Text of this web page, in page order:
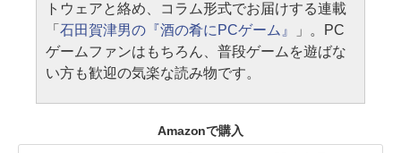
トウェアと絡め、コラム形式でお届けする連載
「石田賀津男の『酒の肴にPCゲーム』
」。PC
ゲームファンはもちろん、普段ゲームを遊ばな
い方も歓迎の気楽な読み物です。
Amazonで購入